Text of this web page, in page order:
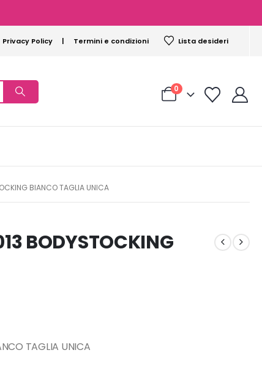
Privacy Policy | Termini e condizioni Lista desideri
0
BIANCO TAGLIA UNICA
BODYSTOCKING
TAGLIA UNICA